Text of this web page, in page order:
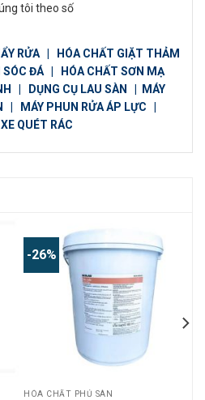
tôi theo số
RỬA | HÓA CHẤT GIẶT THẢM
SÓC ĐÁ | HÓA CHẤT SƠN MẠ
| DỤNG CỤ LAU SÀN | MÁY
| MÁY PHUN RỬA ÁP LỰC |
XE QUÉT RÁC
-26%
HÓA CHẤT PHỦ SÀN